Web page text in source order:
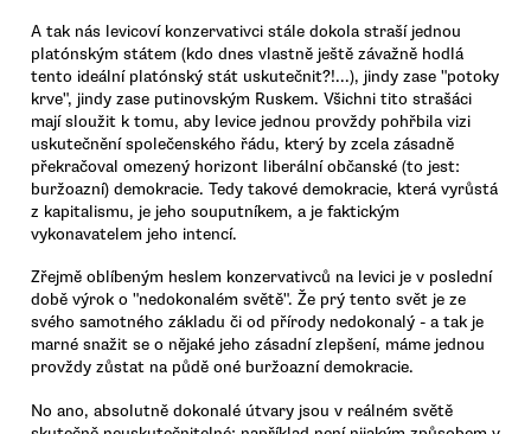
A tak nás levicoví konzervativci stále dokola straší jednou
platónským státem (kdo dnes vlastně ještě závažně hodlá
tento ideální platónský stát uskutečnit?!...), jindy zase "potoky
krve", jindy zase putinovským Ruskem. Všichni tito strašáci
mají sloužit k tomu, aby levice jednou provždy pohřbila vizi
uskutečnění společenského řádu, který by zcela zásadně
překračoval omezený horizont liberální občanské (to jest:
buržoazní) demokracie. Tedy takové demokracie, která vyrůstá
z kapitalismu, je jeho souputníkem, a je faktickým
vykonavatelem jeho intencí.
Zřejmě oblíbeným heslem konzervativců na levici je v poslední
době výrok o "nedokonalém světě". Že prý tento svět je ze
svého samotného základu či od přírody nedokonalý - a tak je
marné snažit se o nějaké jeho zásadní zlepšení, máme jednou
provždy zůstat na půdě oné buržoazní demokracie.
No ano, absolutně dokonalé útvary jsou v reálném světě